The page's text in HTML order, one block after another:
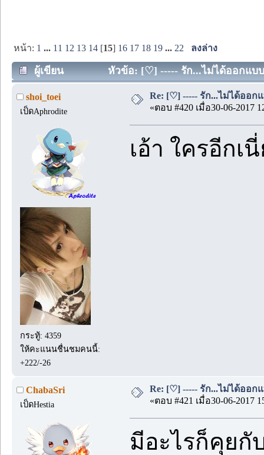
หน้า: 1 ... 11 12 13 14 [15] 16 17 18 19 ... 22 ลงล่าง
ผู้เขียน หัวข้อ: [♡] ----- รัก...ไม่ได้ออกแบบ
shoi_toei
เป็ดAphrodite
กระทู้: 4359
ให้คะแนนชื่นชมคนนี้:
+222/-26
Re: [♡] ----- รัก...ไม่ได้ออกแ
«ตอบ #420 เมื่อ30-06-2017
เอ้า ใครอีกเ
ChabaSri
เป็ดHestia
Re: [♡] ----- รัก...ไม่ได้ออกแ
«ตอบ #421 เมื่อ30-06-2017
มีอะไรก็คุยกั